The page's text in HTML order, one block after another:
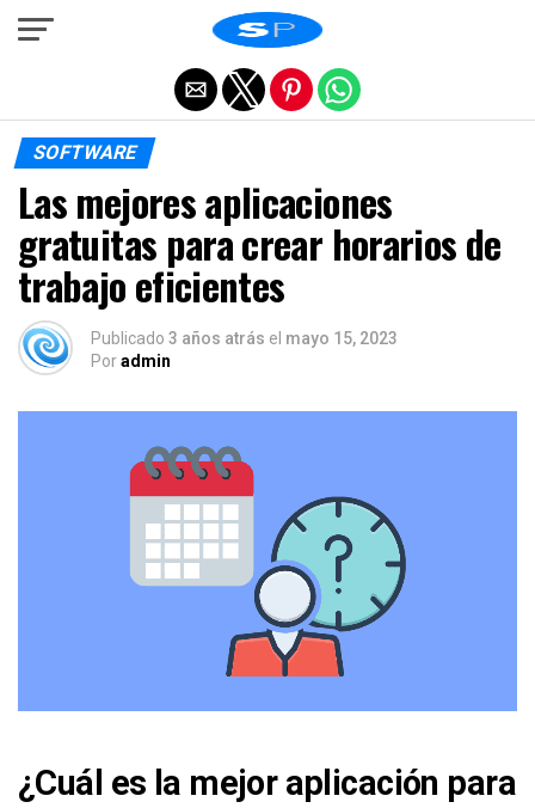
SOFTWARE
Las mejores aplicaciones
gratuitas para crear horarios de
trabajo eficientes
Publicado 3 años atrás el mayo 15, 2023
Poradmin
¿Cuál es la mejor aplicación para
Salir de la versión móvil